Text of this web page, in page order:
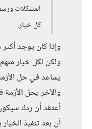
المشكلات
كل خيار.
وإذا كان يوجد
ولكن لكل خيار
يساعد في حل
والآخر يحل
أعتقد أن ردك
أن بعد تنفيذ